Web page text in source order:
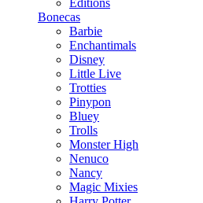
Editions
Bonecas
Barbie
Enchantimals
Disney
Little Live
Trotties
Pinypon
Bluey
Trolls
Monster High
Nenuco
Nancy
Magic Mixies